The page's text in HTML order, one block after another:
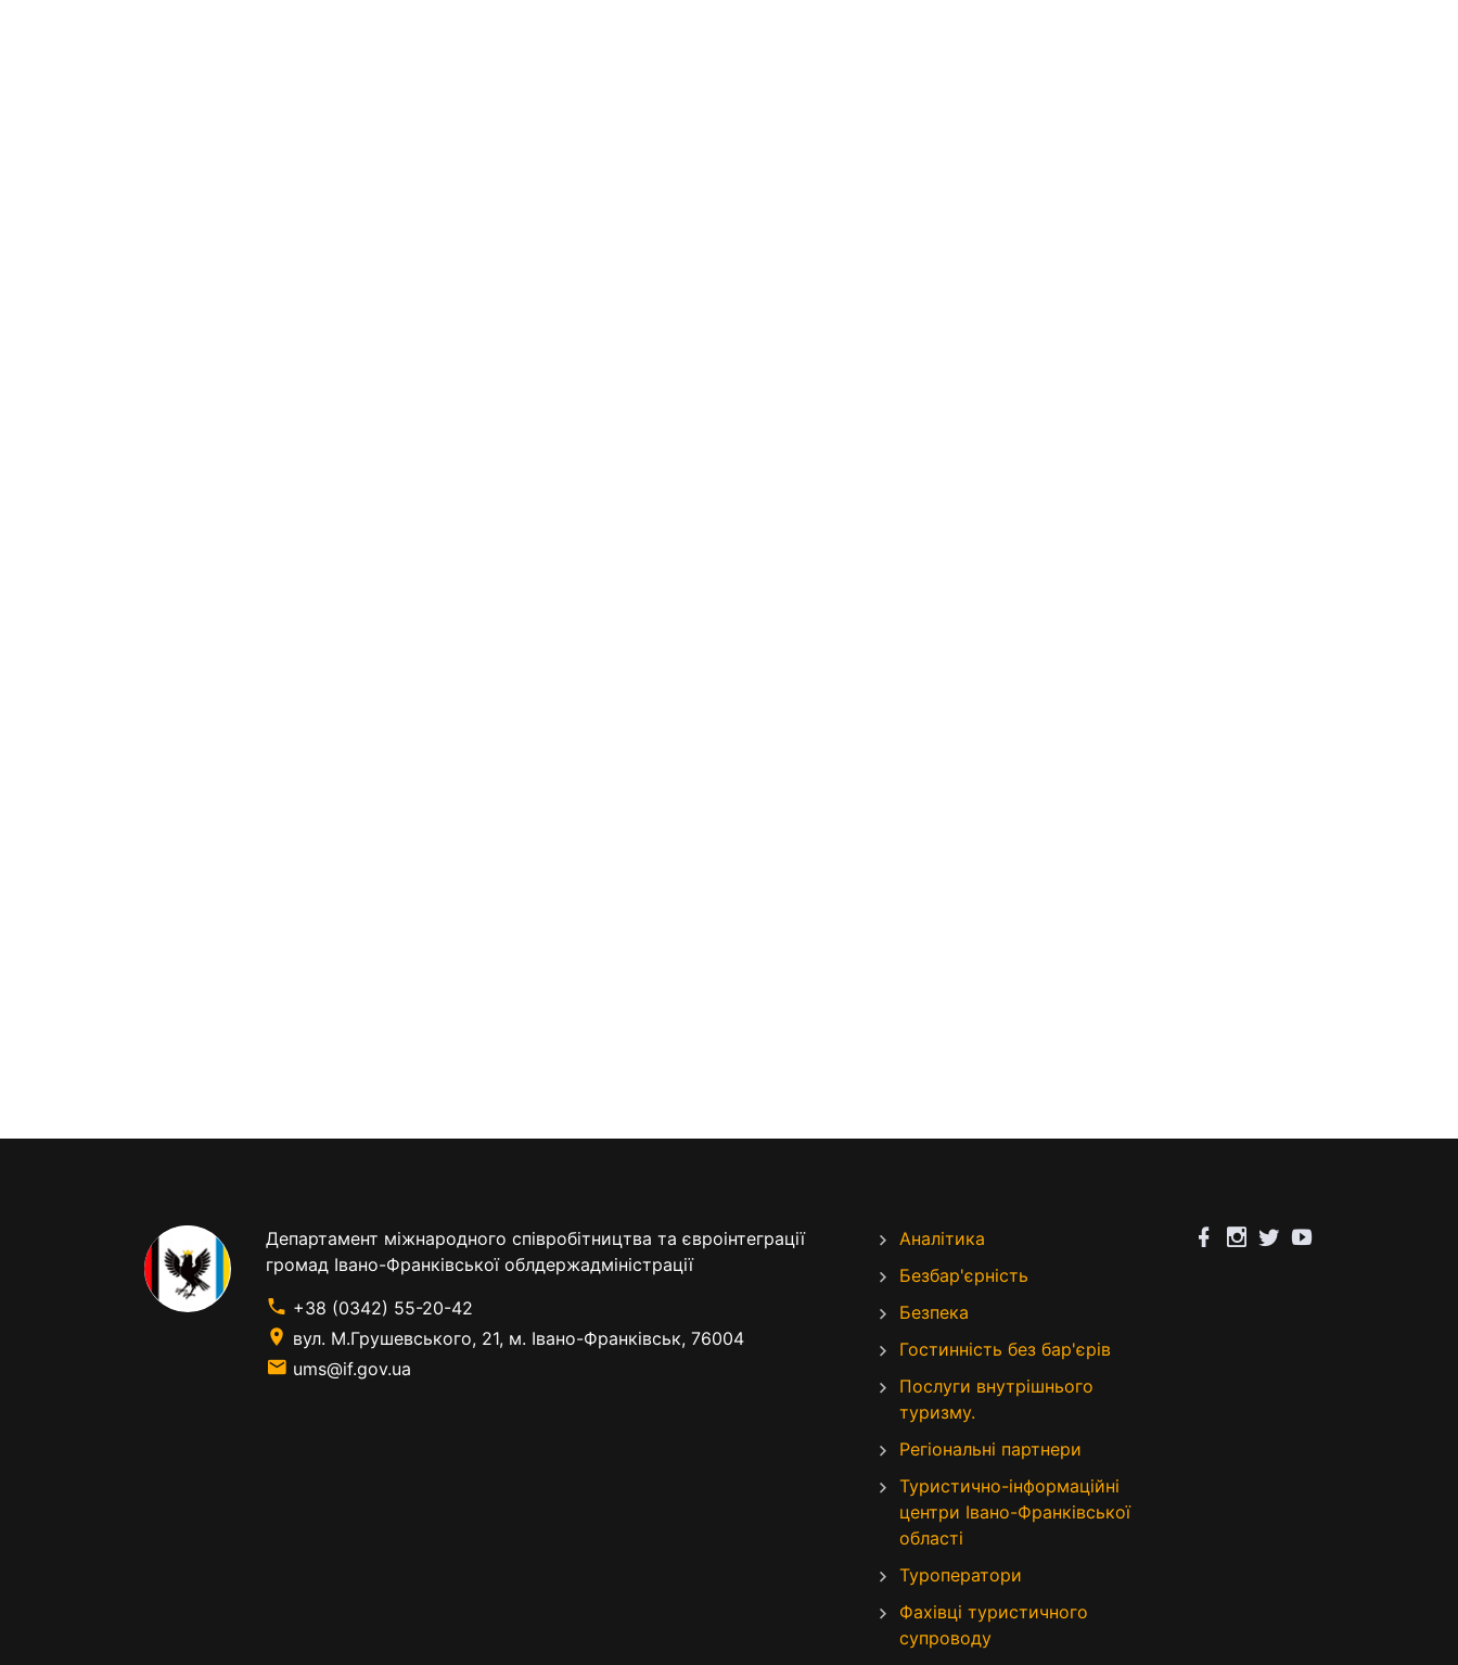
Департамент міжнародного співробітництва та євроінтеграції
громад Івано-Франківської облдержадміністрації
+38 (0342) 55-20-42
вул. М.Грушевського, 21, м. Івано-Франківськ, 76004
ums@if.gov.ua
Аналітика
Безбар'єрність
Безпека
Гостинність без бар'єрів
Послуги внутрішнього
туризму.
Регіональні партнери
Туристично-інформаційні
центри Івано-Франківської
області
Туроператори
Фахівці туристичного
супроводу